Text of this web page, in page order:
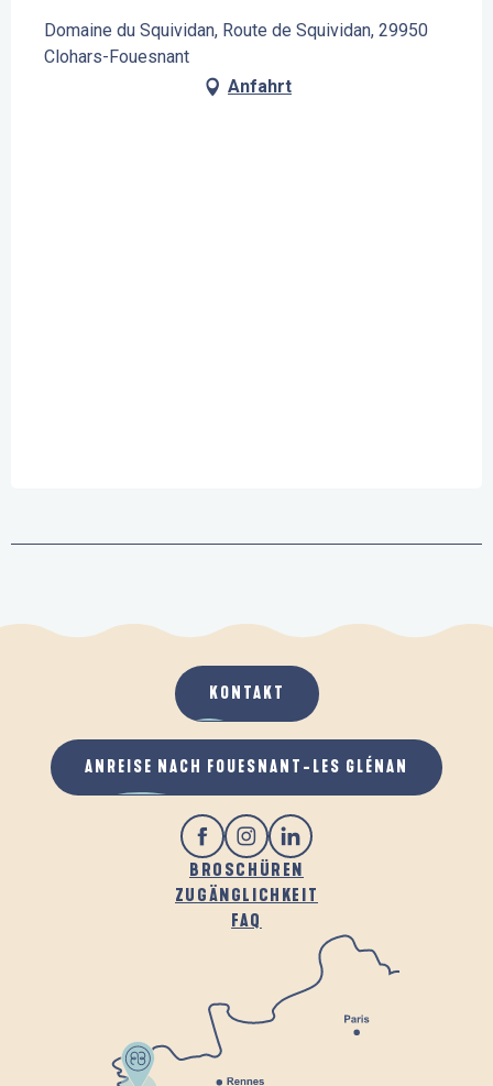
Domaine du Squividan, Route de Squividan, 29950
Clohars-Fouesnant
Anfahrt
BROSCHÜREN
ZUGÄNGLICHKEIT
FAQ
KONTAKT
ANREISE NACH FOUESNANT-LES GLÉNAN